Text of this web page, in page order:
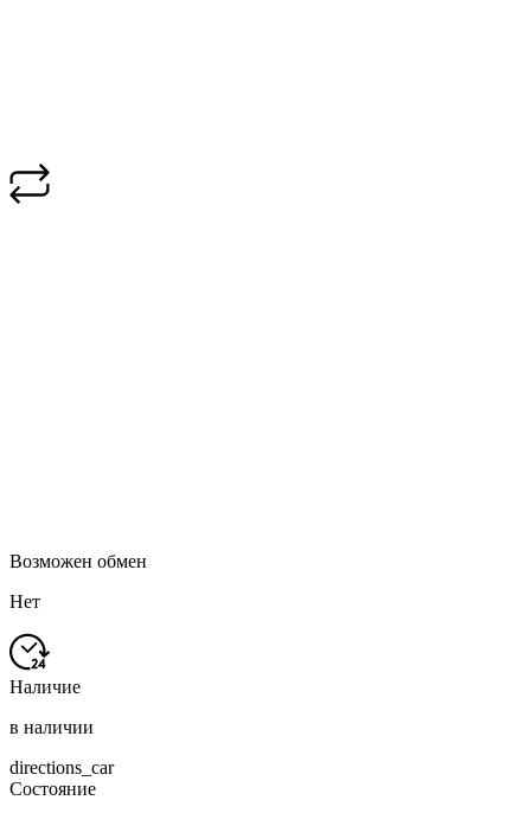
Возможен обмен
Нет
Наличие
в наличии
directions_car
Состояние